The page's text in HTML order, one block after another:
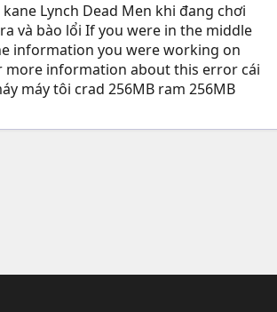
Lynch Dead Men khi đang chơi
và bào lổi If you were in the middle
information you were working on
more information about this error cái
máy tôi crad 256MB ram 256MB